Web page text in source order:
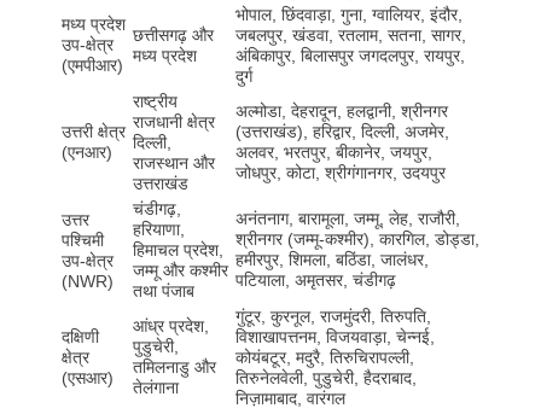
मध्य प्रदेश
उप-क्षेत्र
(एमपीआर)
छत्तीसगढ़ और
मध्य प्रदेश
भोपाल, छिंदवाड़ा, गुना, ग्वालियर, इंदौर,
जबलपुर, खंडवा, रतलाम, सतना, सागर,
अंबिकापुर, बिलासपुर जगदलपुर, रायपुर,
दुर्ग
उत्तरी क्षेत्र
(एनआर)
राष्ट्रीय
राजधानी क्षेत्र
दिल्ली,
राजस्थान और
उत्तराखंड
अल्मोडा, देहरादून, हलद्वानी, श्रीनगर
(उत्तराखंड), हरिद्वार, दिल्ली, अजमेर,
अलवर, भरतपुर, बीकानेर, जयपुर,
जोधपुर, कोटा, श्रीगंगानगर, उदयपुर
उत्तर
पश्चिमी
उप-क्षेत्र
(NWR)
चंडीगढ़,
हरियाणा,
हिमाचल प्रदेश,
जम्मू और कश्मीर
तथा पंजाब
अनंतनाग, बारामूला, जम्मू, लेह, राजौरी,
श्रीनगर (जम्मू-कश्मीर), कारगिल, डोड्डा,
हमीरपुर, शिमला, बठिंडा, जालंधर,
पटियाला, अमृतसर, चंडीगढ़
दक्षिणी
क्षेत्र
(एसआर)
आंध्र प्रदेश,
पुडुचेरी,
तमिलनाडु और
तेलंगाना
गुंटूर, कुरनूल, राजमुंदरी, तिरुपति,
विशाखापत्तनम, विजयवाड़ा, चेन्नई,
कोयंबटूर, मदुरै, तिरुचिरापल्ली,
तिरुनेलवेली, पुडुचेरी, हैदराबाद,
निज़ामाबाद, वारंगल